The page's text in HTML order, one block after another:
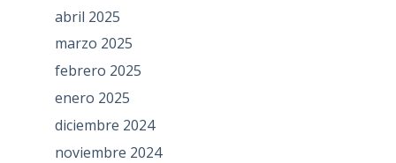
abril 2025
marzo 2025
febrero 2025
enero 2025
diciembre 2024
noviembre 2024